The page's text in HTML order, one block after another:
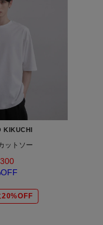
KIKUCHI
ットソー
20%OFF